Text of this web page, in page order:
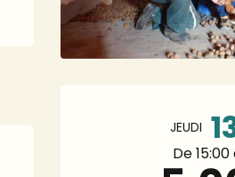
JEUDI
De 15:00